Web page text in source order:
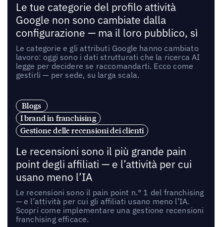
Le tue categorie del profilo attività
Google non sono cambiate dalla
configurazione — ma il loro pubblico, sì
Le categorie e gli attributi Google hanno cambiato
lavoro: oggi sono i dati strutturati che la ricerca AI
legge per decidere se raccomandarti. Ecco come
gestirli — per sede, su larga scala.
Blogs
I brand in franchising
Gestione delle recensioni dei clienti
Le recensioni sono il più grande pain
point degli affiliati — e l’attività per cui
usano meno l’IA
Le recensioni sono il pain point n.° 1 del franchising
— e l’attività per cui gli affiliati usano meno l’IA.
Scopri come implementare una gestione recensioni
franchising efficace.